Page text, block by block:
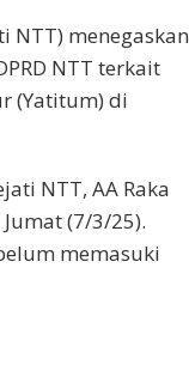
NTT) menegaskan
NTT terkait
(Yatitum) di
NTT, AA Raka
(7/3/25).
memasuki